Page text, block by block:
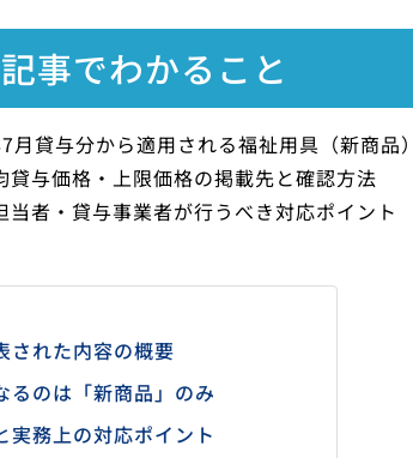
事でわかること
月貸与分から適用される福祉用具（新商品
貸与価格・上限価格の掲載先と確認方法
当者・貸与事業者が行うべき対応ポイント
された内容の概要
るのは「新商品」のみ
実務上の対応ポイント